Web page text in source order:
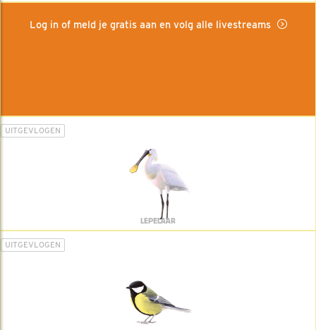
Log in of meld je gratis aan en volg alle livestreams
UITGEVLOGEN
LEPELAAR
UITGEVLOGEN